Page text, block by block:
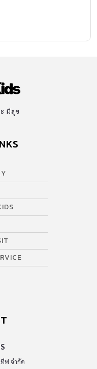
มีสุข
ทีฟ จำกัด